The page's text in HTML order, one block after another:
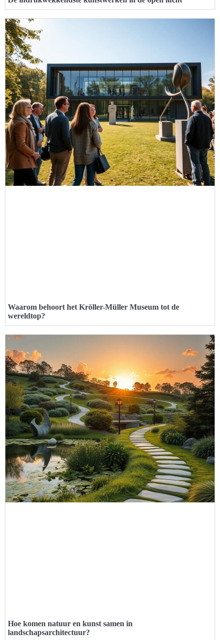
Waarom behoort het Kröller-Müller Museum tot de
wereldtop?
Hoe komen natuur en kunst samen in
landschapsarchitectuur?